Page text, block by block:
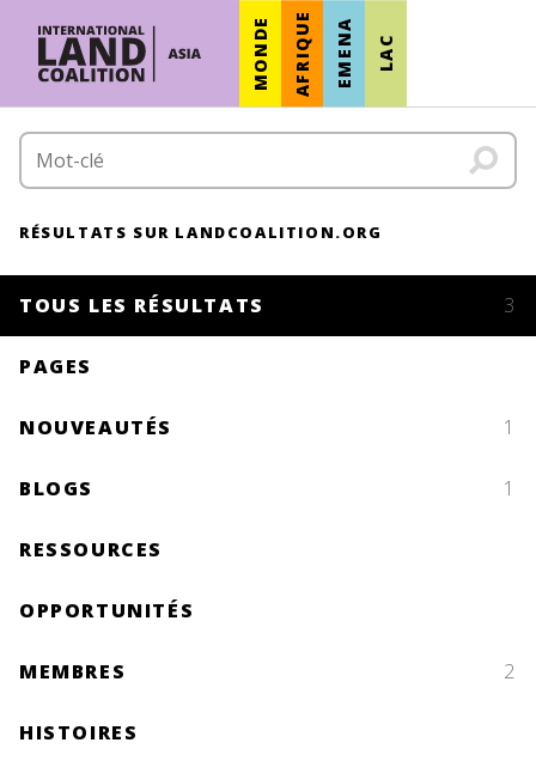
MONDE AFRIQUE EMENA LAC
RÉSULTATS SUR LANDCOALITION.ORG
TOUS LES RÉSULTATS 3
PAGES
NOUVEAUTÉS 1
BLOGS 1
RESSOURCES
OPPORTUNITÉS
MEMBRES 2
HISTOIRES